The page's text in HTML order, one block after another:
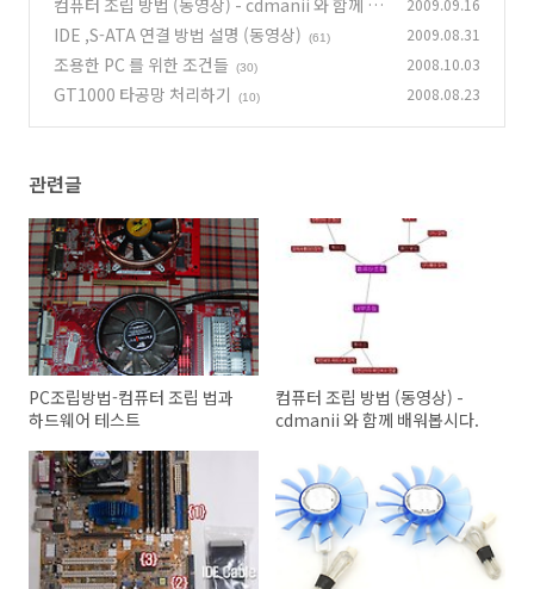
(93)
컴퓨터 조립 방법 (동영상) - cdmanii 와 함께 배
워봅시다. (143)
2009.09.16
IDE ,S-ATA 연결 방법 설명 (동영상) (61) 2009.08.31
조용한 PC 를 위한 조건들 (30) 2008.10.03
GT1000 타공망 처리하기 (10) 2008.08.23
관련글
PC조립방법-컴퓨터 조립 법과
하드웨어 테스트
컴퓨터 조립 방법 (동영상) -
cdmanii 와 함께 배워봅시다.